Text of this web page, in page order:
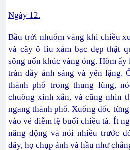
Ngày 12.
Bầu trời nhuốm vàng khi chiều
và cây ô liu xám bạc đẹp thật
sông uốn khúc vàng óng. Hôm
tràn đầy ánh sáng và yên lặng.
thành phố trong thung lũng,
chuông xinh xắn, và cũng nhìn
ngang thành phố. Xuống dốc
vào vẻ diễm lệ buổi chiều tà. Ít
năng động và nói nhiều trước
đây, họ chụp ảnh và hầu như